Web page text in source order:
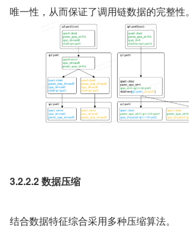
唯一性，从而保证了调用链数据的完整性。
3.2.2.2 数据压缩
结合数据特征综合采用多种压缩算法。